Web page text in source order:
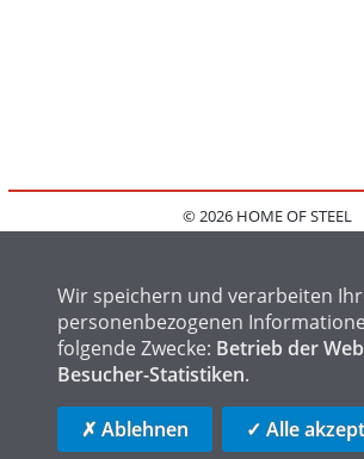
© 2026 HOME OF STEEL
FAQ
HOME OF WELDING
HOME OF LOGISTICS
Wir speichern und verarbeiten
personenbezogenen
folgende Zwecke: Betrieb der
Besucher-Statistiken.
✗ Ablehnen
✓ Alle